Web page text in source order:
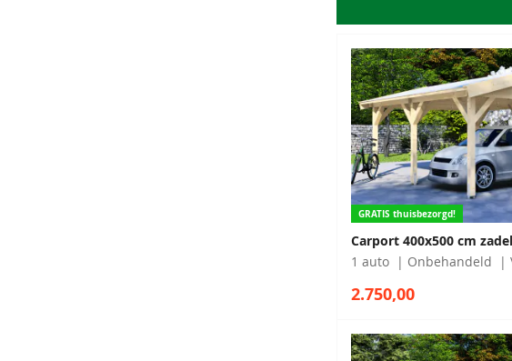
GRATIS thuisbezorgd!
Carport 400x500 cm
1 auto
Onbehandeld
2.750,00